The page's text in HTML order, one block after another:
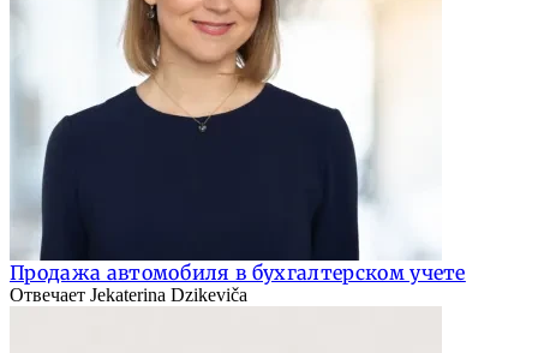
Продажа автомобиля в бухгалтерском учете
Отвечает Jekaterina Dzikeviča